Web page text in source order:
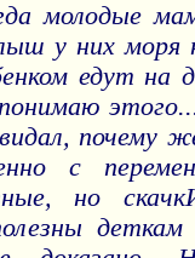
молодые
у них моря
едут на
почему
с
но